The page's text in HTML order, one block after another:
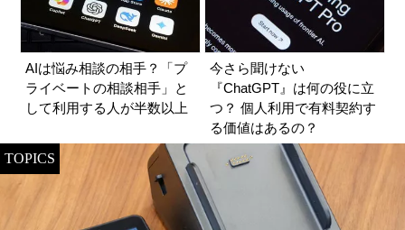
AIは悩み相談の相手？「プ
ライベートの相談相手」と
して利用する人が半数以上
今さら聞けない
『ChatGPT』は何の役に立
つ？ 個人利用で有料契約す
る価値はあるの？
TOPICS